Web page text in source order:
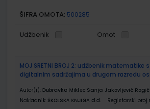
ŠIFRA OMOTA: 500285
Udžbenik Omot
MOJ SRETNI BROJ 2; udžbenik matematike
digitalnim sadržajima u drugom razredu
Autor(i): Dubravka Miklec Sanja Jakovljević
Nakladnik: ŠKOLSKA KNJIGA d.d. Registarski